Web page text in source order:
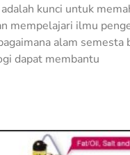
kunci untuk
mempelajari ilmu
alam semesta
dapat membantu